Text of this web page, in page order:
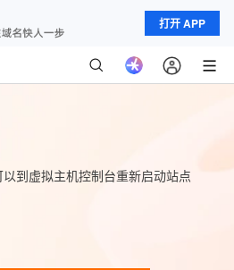
打开 APP
到虚拟主机控制台重新启动站点